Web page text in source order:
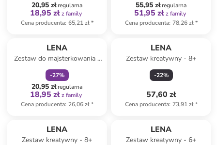
20,95 złregularna
18,95 zł z family
Cena producenta: 65,21 zł*
55,95 złregularna
51,95 zł z family
Cena producenta: 78,26 zł*
LENA
Zestaw do majsterkowania -
3+
-27%
20,95 złregularna
18,95 zł z family
Cena producenta: 26,06 zł*
LENA
Zestaw kreatywny - 8+
-22%
57,60 zł
Cena producenta: 73,91 zł*
LENA
Zestaw kreatywny - 8+
LENA
Zestaw kreatywny - 6+